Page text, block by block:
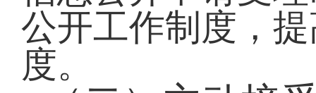
公开工作制度，
度。